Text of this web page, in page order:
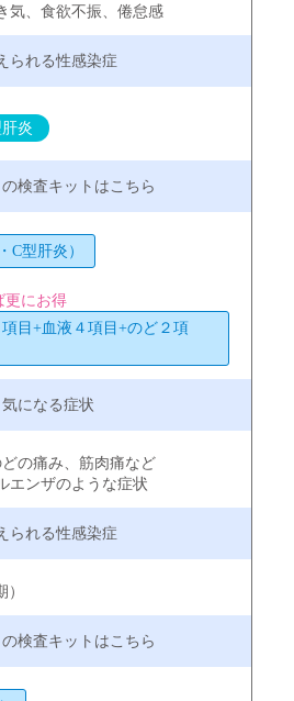
気、食欲不振、倦怠感
炎
C型肝炎）
更にお得
目+血液４項目+のど２項
の痛み、筋肉痛など
エンザのような症状
）